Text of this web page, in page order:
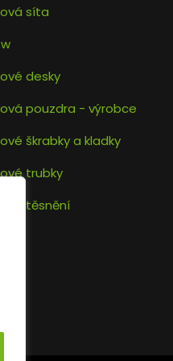
síta
desky
pouzdra - výrobce
škrabky a kladky
trubky
těsnění